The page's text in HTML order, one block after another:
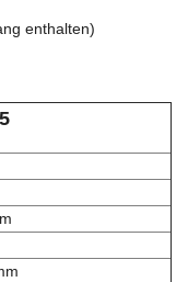
enthalten)